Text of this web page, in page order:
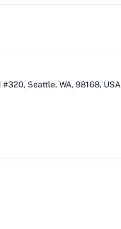
Seattle, WA, 98168, USA